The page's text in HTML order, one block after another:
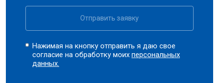
Отправить заявку
Нажимая на кнопку отправить я даю свое
согласие на обработку моихперсональных
данных.